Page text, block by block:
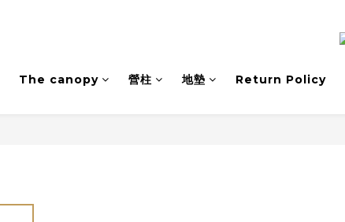
The canopy 營柱 地墊 Return Policy